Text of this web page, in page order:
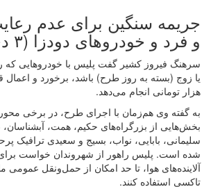
جریمه سنگین برای عدم
و فرد و خودروهای دودزا (۳ دی ۱۴۰۴)
سرهنگ فیروز کشیر گفت پلیس با خودروهایی که
هزار تومانی انجام می‌دهد.
به گفته وی هم‌زمان با اجرای طرح، در برخی
بخش‌هایی از بزرگراه‌های حکیم، همت، آبشناسان،
سلیمانی، بابایی، نواب، بسیج و سعیدی ترافیک
شده است. پلیس راهور از شهروندان خواست برای
آلاینده‌های هوا، تا حد امکان از حمل‌ونقل عمومی
تاکسی استفاده کنند.